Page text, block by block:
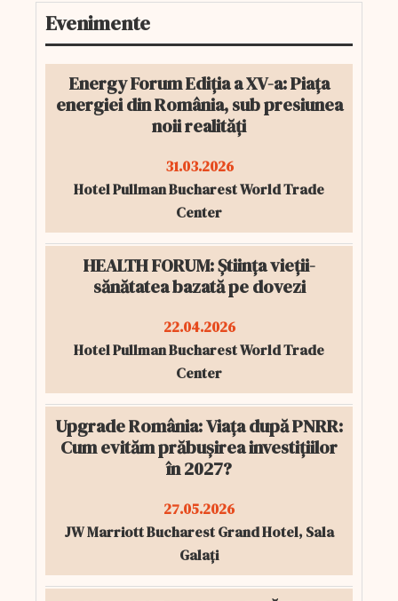
Evenimente
Energy Forum Ediția a XV-a: Piața
energiei din România, sub presiunea
noii realități
31.03.2026
Hotel Pullman Bucharest World Trade
Center
HEALTH FORUM: Știința vieții-
sănătatea bazată pe dovezi
22.04.2026
Hotel Pullman Bucharest World Trade
Center
Upgrade România: Viața după PNRR:
Cum evităm prăbușirea investițiilor
în 2027?
27.05.2026
JW Marriott Bucharest Grand Hotel, Sala
Galați